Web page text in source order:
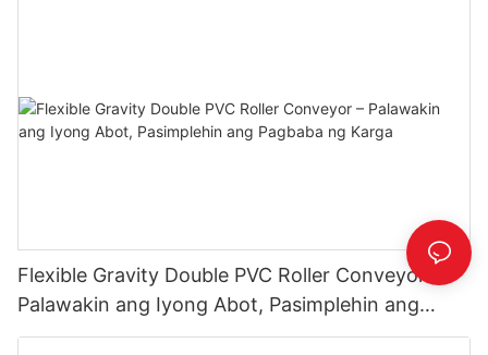
Flexible Gravity Double PVC Roller Conveyor –
Palawakin ang Iyong Abot, Pasimplehin ang
Pagbaba ng Karga